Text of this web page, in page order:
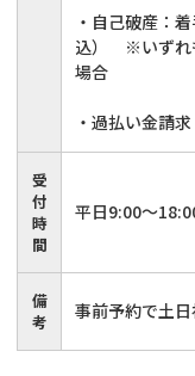
・自己破産：
込） ※いずれ
場合
・過払い金請
受
付
時
間
平日9:00〜
備
考
事前予約で土